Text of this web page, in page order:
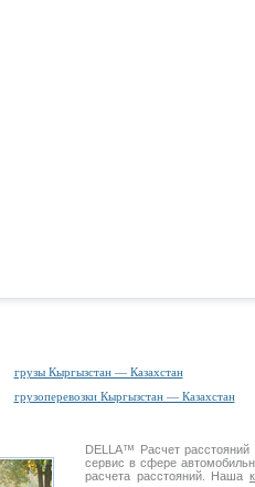
грузы Кыргызстан — Казахстан
грузоперевозки Кыргызстан — Казахстан
DELLA™ Расчет расстояний
сервис в сфере
расчета расстояний. Наша